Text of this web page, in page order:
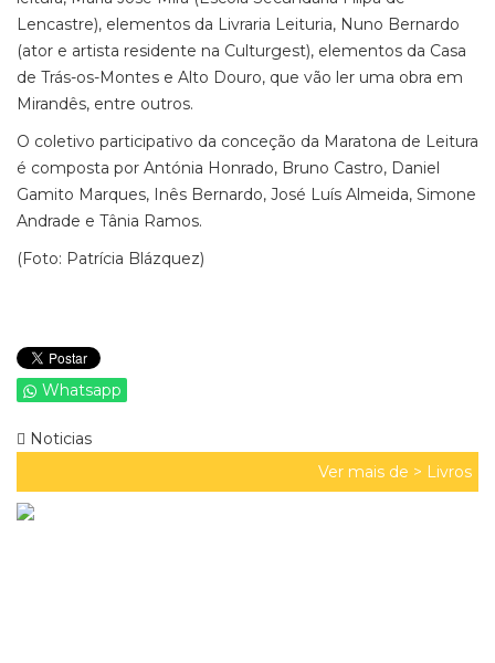
Lencastre), elementos da Livraria Leituria, Nuno Bernardo
(ator e artista residente na Culturgest), elementos da Casa
de Trás-os-Montes e Alto Douro, que vão ler uma obra em
Mirandês, entre outros.
O coletivo participativo da conceção da Maratona de Leitura
é composta por Antónia Honrado, Bruno Castro, Daniel
Gamito Marques, Inês Bernardo, José Luís Almeida, Simone
Andrade e Tânia Ramos.
(Foto: Patrícia Blázquez)
Whatsapp
Noticias
Ver mais de > Livros